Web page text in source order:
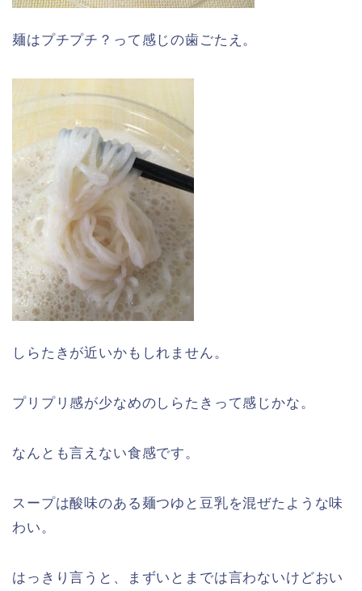
麺はプチプチ？って感じの歯ごたえ。
しらたきが近いかもしれません。
プリプリ感が少なめのしらたきって感じかな。
なんとも言えない食感です。
スープは酸味のある麺つゆと豆乳を混ぜたような味
わい。
はっきり言うと、まずいとまでは言わないけどおい